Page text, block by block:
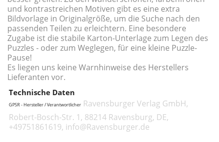
und kontrastreichen Motiven gibt es eine extra
Bildvorlage in Originalgröße, um die Suche nach den
passenden Teilen zu erleichtern. Eine besondere
Zugabe ist die stabile Karton-Unterlage zum Legen des
Puzzles - oder zum Weglegen, für eine kleine Puzzle-
Pause!
Es liegen uns keine Warnhinweise des Herstellers
Lieferanten vor.
Technische Daten
GPSR - Hersteller / Verantwortlicher Ravensburger Verlag GmbH,
Robert-Bosch-Str. 1, 88214 Ravensburg, DE,
+49751861619, info@Ravensburger.de